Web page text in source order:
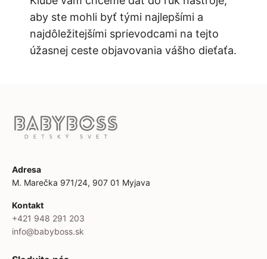
aby ste mohli byť tými najlepšími a
najdôležitejšími sprievodcami na tejto
úžasnej ceste objavovania vášho dieťaťa.
Adresa
M. Marečka 971/24, 907 01 Myjava
Kontakt
+421 948 291 203
info@babyboss.sk